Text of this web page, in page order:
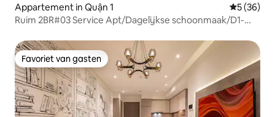
Appartement in Quận 1
5 (36)
Ruim 2BR#03 Service Apt/Dagelijkse schoonmaak/D1-
Favoriet van gasten
Favoriet van gasten